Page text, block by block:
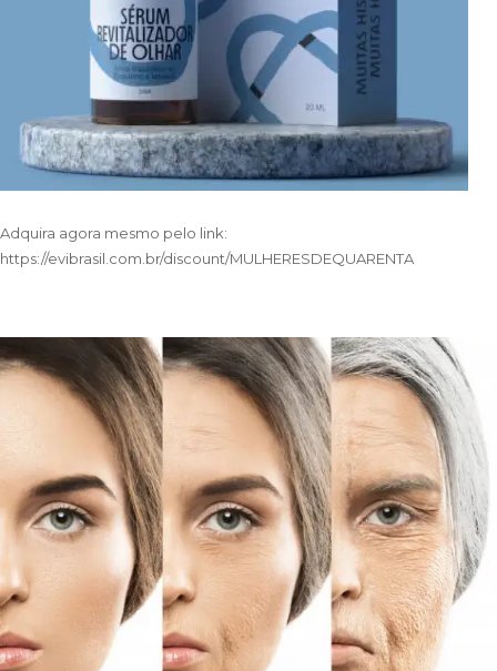
Adquira agora mesmo pelo link:
https://evibrasil.com.br/discount/MULHERESDEQUARENTA